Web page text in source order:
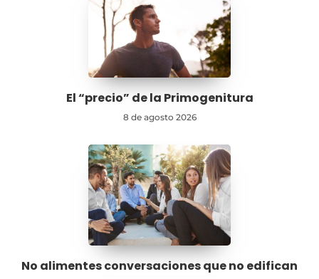
El “precio” de la Primogenitura
8 de agosto 2026
No alimentes conversaciones que no edifican